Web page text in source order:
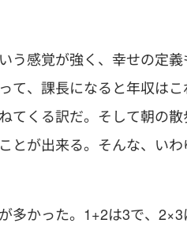
う感覚が強く、幸せの定
て、課長になると年収は
てくる訳だ。そして朝の
とが出来る。そんな、い
多かった。1+2は3で、